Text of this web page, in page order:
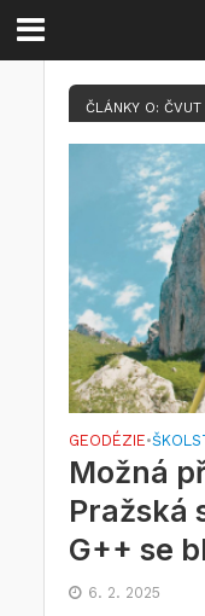
ČLÁNKY O: ČVUT
GEODÉZIE•
Možná
Pražská
G++ se
6. 2. 2025